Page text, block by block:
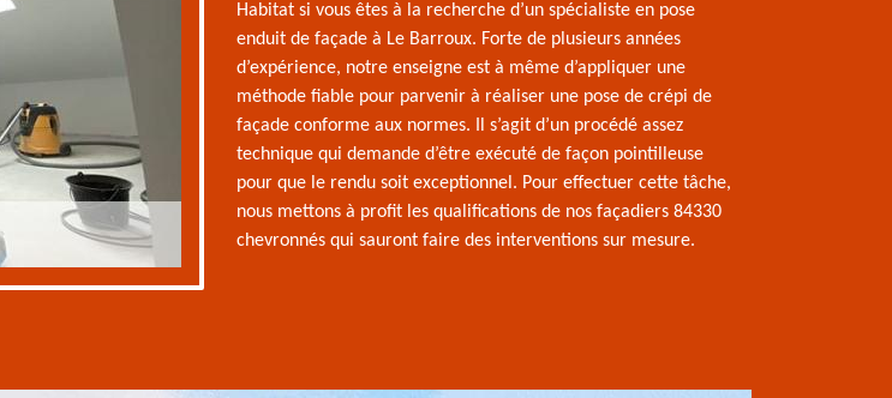
Habitat si vous êtes à la recherche d’un spécialiste en pose
enduit de façade à Le Barroux. Forte de plusieurs années
d’expérience, notre enseigne est à même d’appliquer une
méthode fiable pour parvenir à réaliser une pose de crépi de
façade conforme aux normes. Il s’agit d’un procédé assez
technique qui demande d’être exécuté de façon pointilleuse
pour que le rendu soit exceptionnel. Pour effectuer cette tâche,
nous mettons à profit les qualifications de nos façadiers 84330
chevronnés qui sauront faire des interventions sur mesure.